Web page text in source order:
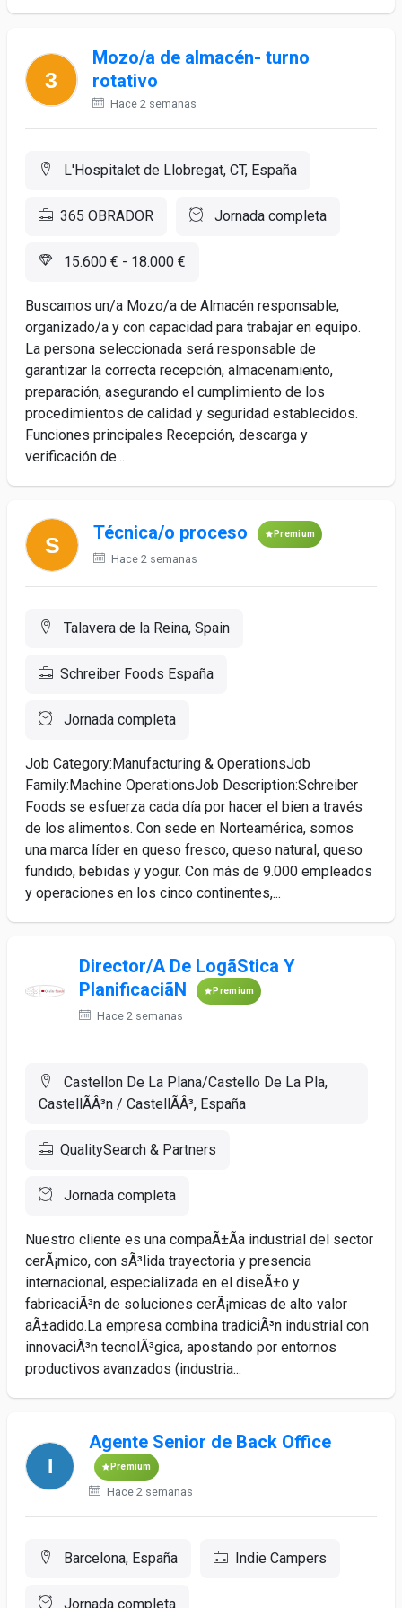
Mozo/a de almacén- turno
rotativo
Hace 2 semanas
L'Hospitalet de Llobregat, CT, España
365 OBRADOR Jornada completa
15.600 € - 18.000 €
Buscamos un/a Mozo/a de Almacén responsable,
organizado/a y con capacidad para trabajar en equipo.
La persona seleccionada será responsable de
garantizar la correcta recepción, almacenamiento,
preparación, asegurando el cumplimiento de los
procedimientos de calidad y seguridad establecidos.
Funciones principales Recepción, descarga y
verificación de...
Técnica/o proceso Premium
Hace 2 semanas
Talavera de la Reina, Spain
Schreiber Foods España
Jornada completa
Job Category:Manufacturing & OperationsJob
Family:Machine OperationsJob Description:Schreiber
Foods se esfuerza cada día por hacer el bien a través
de los alimentos. Con sede en Norteamérica, somos
una marca líder en queso fresco, queso natural, queso
fundido, bebidas y yogur. Con más de 9.000 empleados
y operaciones en los cinco continentes,...
Director/A De LogãStica Y
PlanificaciãN
Premium
Hace 2 semanas
Castellon De La Plana/Castello De La Pla,
CastellÃÂ³n / CastellÃÂ³, España
QualitySearch & Partners
Jornada completa
Nuestro cliente es una compaÃ±Ã­a industrial del sector
cerÃ¡mico, con sÃ³lida trayectoria y presencia
internacional, especializada en el diseÃ±o y
fabricaciÃ³n de soluciones cerÃ¡micas de alto valor
aÃ±adido.La empresa combina tradiciÃ³n industrial con
innovaciÃ³n tecnolÃ³gica, apostando por entornos
productivos avanzados (industria...
Agente Senior de Back Office
Premium
Hace 2 semanas
Barcelona, España Indie Campers
Jornada completa